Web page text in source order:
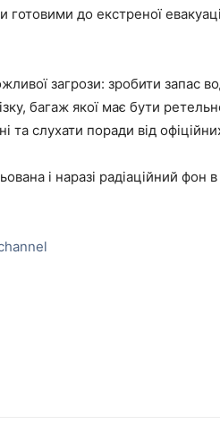
до екстреної
загрози: зробити запас
багаж якої має бути
та слухати поради від
і наразі радіаційний фон в